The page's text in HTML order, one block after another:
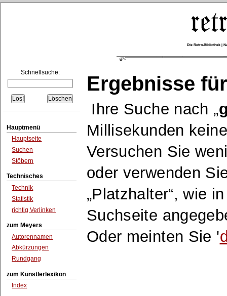
Die Retro-Bibliothek |
Schnellsuche:
Hauptmenü
Hauptseite
Suchen
Stöbern
Technisches
Technik
Statistik
richtig Verlinken
zum Meyers
Autorennamen
Abkürzungen
Rundgang
zum Künstlerlexikon
Index
Ergebnisse
Ihre Suche nach
Millisekunden
Versuchen Sie
oder verwenden
Platzhalter , wie
Suchseite
Oder meinten Sie '